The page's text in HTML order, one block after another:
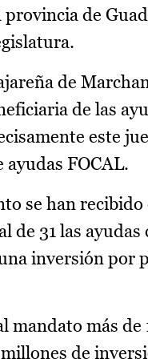
provincia de
de
de las
este
FOCAL.
se han recibido
31 las ayudas
inversión por
mandato más
de